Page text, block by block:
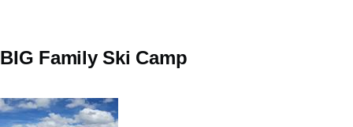
BIG Family Ski Camp